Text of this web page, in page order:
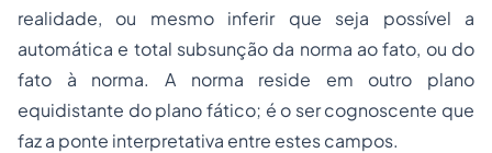
realidade, ou mesmo inferir que seja possível a
automática e total subsunção da norma ao fato, ou do
fato à norma. A norma reside em outro plano
equidistante do plano fático; é o ser cognoscente que
faz a ponte interpretativa entre estes campos.